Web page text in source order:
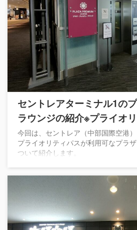
セントレアターミナル1の
ラウンジの紹介※プライオ
能
今回は、セントレア（中部国際空港
プライオリティパスが利用可なプラ
ついて紹介します。